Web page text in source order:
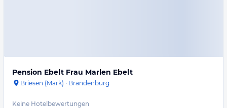
Pension Ebelt Frau Marlen Ebelt
Briesen (Mark) · Brandenburg
Keine Hotelbewertungen